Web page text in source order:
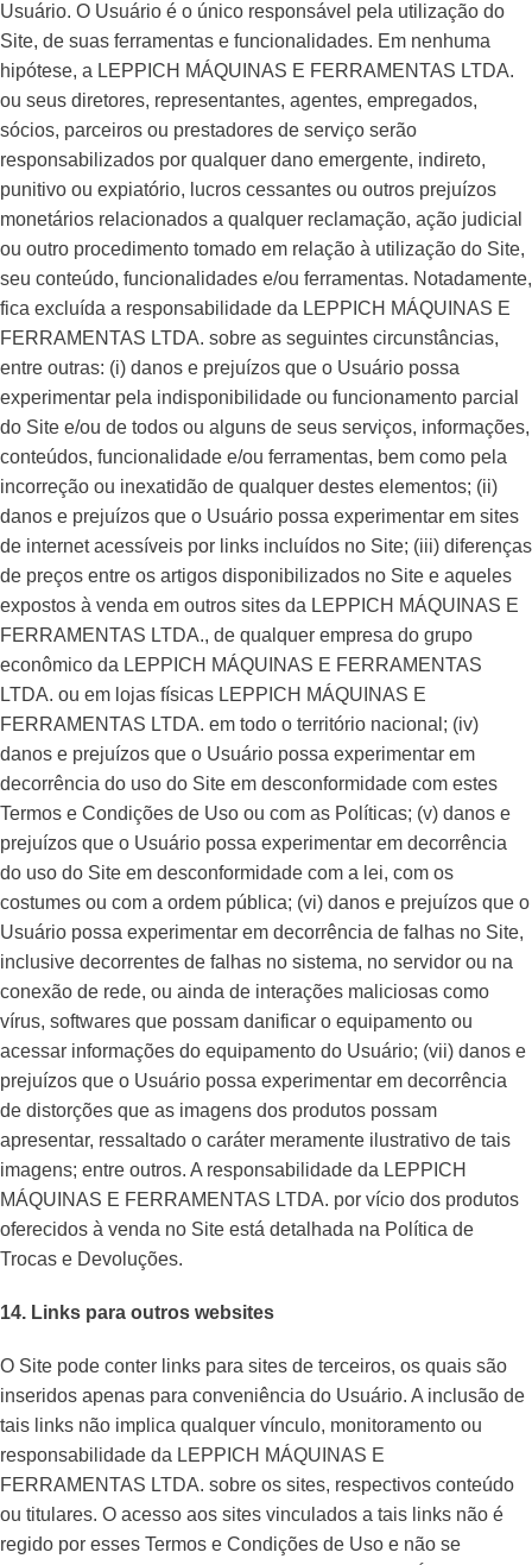
Usuário. O Usuário é o único responsável pela utilização do
Site, de suas ferramentas e funcionalidades. Em nenhuma
hipótese, a LEPPICH MÁQUINAS E FERRAMENTAS LTDA.
ou seus diretores, representantes, agentes, empregados,
sócios, parceiros ou prestadores de serviço serão
responsabilizados por qualquer dano emergente, indireto,
punitivo ou expiatório, lucros cessantes ou outros prejuízos
monetários relacionados a qualquer reclamação, ação judicial
ou outro procedimento tomado em relação à utilização do Site,
seu conteúdo, funcionalidades e/ou ferramentas. Notadamente,
fica excluída a responsabilidade da LEPPICH MÁQUINAS E
FERRAMENTAS LTDA. sobre as seguintes circunstâncias,
entre outras: (i) danos e prejuízos que o Usuário possa
experimentar pela indisponibilidade ou funcionamento parcial
do Site e/ou de todos ou alguns de seus serviços, informações,
conteúdos, funcionalidade e/ou ferramentas, bem como pela
incorreção ou inexatidão de qualquer destes elementos; (ii)
danos e prejuízos que o Usuário possa experimentar em sites
de internet acessíveis por links incluídos no Site; (iii) diferenças
de preços entre os artigos disponibilizados no Site e aqueles
expostos à venda em outros sites da LEPPICH MÁQUINAS E
FERRAMENTAS LTDA., de qualquer empresa do grupo
econômico da LEPPICH MÁQUINAS E FERRAMENTAS
LTDA. ou em lojas físicas LEPPICH MÁQUINAS E
FERRAMENTAS LTDA. em todo o território nacional; (iv)
danos e prejuízos que o Usuário possa experimentar em
decorrência do uso do Site em desconformidade com estes
Termos e Condições de Uso ou com as Políticas; (v) danos e
prejuízos que o Usuário possa experimentar em decorrência
do uso do Site em desconformidade com a lei, com os
costumes ou com a ordem pública; (vi) danos e prejuízos que o
Usuário possa experimentar em decorrência de falhas no Site,
inclusive decorrentes de falhas no sistema, no servidor ou na
conexão de rede, ou ainda de interações maliciosas como
vírus, softwares que possam danificar o equipamento ou
acessar informações do equipamento do Usuário; (vii) danos e
prejuízos que o Usuário possa experimentar em decorrência
de distorções que as imagens dos produtos possam
apresentar, ressaltado o caráter meramente ilustrativo de tais
imagens; entre outros. A responsabilidade da LEPPICH
MÁQUINAS E FERRAMENTAS LTDA. por vício dos produtos
oferecidos à venda no Site está detalhada na Política de
Trocas e Devoluções.
14. Links para outros websites
O Site pode conter links para sites de terceiros, os quais são
inseridos apenas para conveniência do Usuário. A inclusão de
tais links não implica qualquer vínculo, monitoramento ou
responsabilidade da LEPPICH MÁQUINAS E
FERRAMENTAS LTDA. sobre os sites, respectivos conteúdo
ou titulares. O acesso aos sites vinculados a tais links não é
regido por esses Termos e Condições de Uso e não se